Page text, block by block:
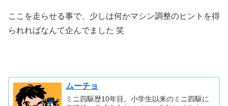
ここを走らせる事で、少しは何かマシン調整のヒントを得
られればなんて企んでました 笑
ムーチョ
ミニ四駆歴10年目。小学生以来のミニ四駆に